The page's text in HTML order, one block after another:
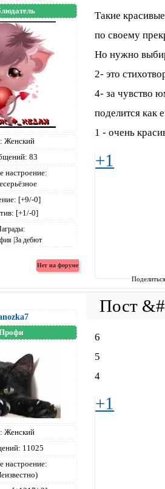
Женский
83
настроение:
[+9/-0]
[+1/-0]
Такие
по своему
Но нужно
2- это
4- за чувство
поделится как
1 - очень
+1
Женский
11025
настроение:
6
5
4
+1